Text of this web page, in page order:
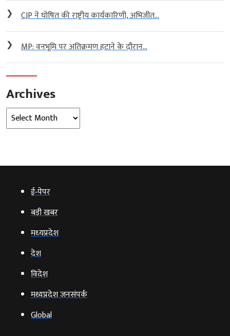
❯ CJP ने घोषित की राष्ट्रीय कार्यकारिणी, अभिजीत...
❯ MP: वनभूमि पर अतिक्रमण हटाने के दौरान...
Archives
Archives
ई‑पेपर
बड़ी खबर
मध्‍यप्रदेश
देश
विदेश
मध्यप्रदेश जनसंपर्क
Global